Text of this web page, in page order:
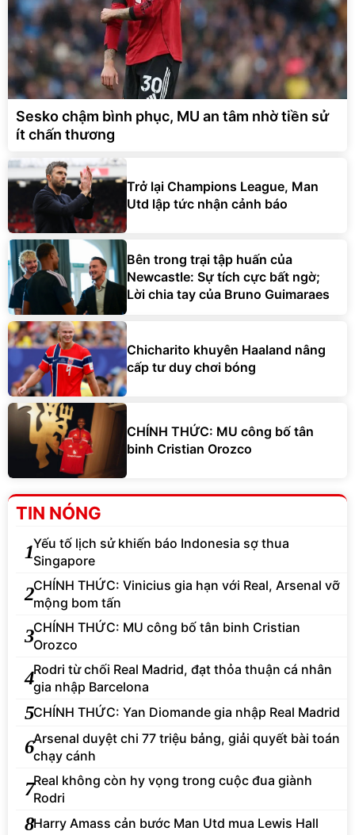
Sesko chậm bình phục, MU an tâm nhờ tiền sử
ít chấn thương
Trở lại Champions League, Man
Utd lập tức nhận cảnh báo
Bên trong trại tập huấn của
Newcastle: Sự tích cực bất ngờ;
Lời chia tay của Bruno Guimaraes
Chicharito khuyên Haaland nâng
cấp tư duy chơi bóng
CHÍNH THỨC: MU công bố tân
binh Cristian Orozco
TIN NÓNG
1Yếu tố lịch sử khiến báo Indonesia sợ thua
Singapore
2CHÍNH THỨC: Vinicius gia hạn với Real, Arsenal vỡ
mộng bom tấn
3CHÍNH THỨC: MU công bố tân binh Cristian
Orozco
4Rodri từ chối Real Madrid, đạt thỏa thuận cá nhân
gia nhập Barcelona
5CHÍNH THỨC: Yan Diomande gia nhập Real Madrid
6Arsenal duyệt chi 77 triệu bảng, giải quyết bài toán
chạy cánh
7Real không còn hy vọng trong cuộc đua giành
Rodri
8Harry Amass cản bước Man Utd mua Lewis Hall